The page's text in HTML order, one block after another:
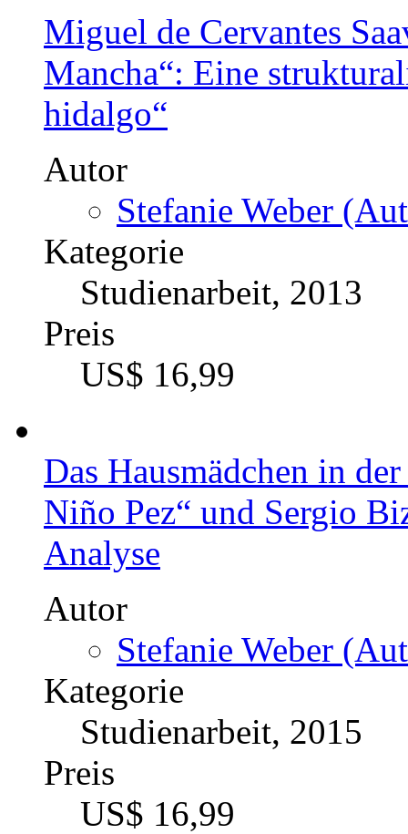
Miguel de Cervantes
Mancha“: Eine
hidalgo“
Autor
Stefanie Weber
Kategorie
Studienarbeit, 2013
Preis
US$ 16,99
Das Hausmädchen in
Niño Pez“ und Sergio
Analyse
Autor
Stefanie Weber
Kategorie
Studienarbeit, 2015
Preis
US$ 16,99